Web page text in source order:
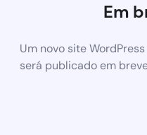
Em
Um novo site
será publicado em